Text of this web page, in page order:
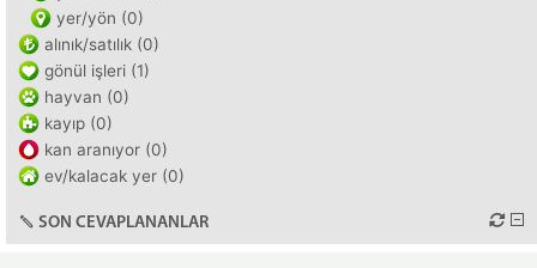
yer/yön (0)
alınık/satılık (0)
gönül işleri (1)
hayvan (0)
kayıp (0)
kan aranıyor (0)
ev/kalacak yer (0)
SON CEVAPLANANLAR